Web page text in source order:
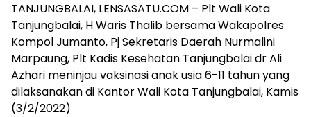
TANJUNGBALAI, LENSASATU.COM – Plt Wali Kota
Tanjungbalai, H Waris Thalib bersama Wakapolres
Kompol Jumanto, Pj Sekretaris Daerah Nurmalini
Marpaung, Plt Kadis Kesehatan Tanjungbalai dr Ali
Azhari meninjau vaksinasi anak usia 6-11 tahun yang
dilaksanakan di Kantor Wali Kota Tanjungbalai, Kamis
(3/2/2022)